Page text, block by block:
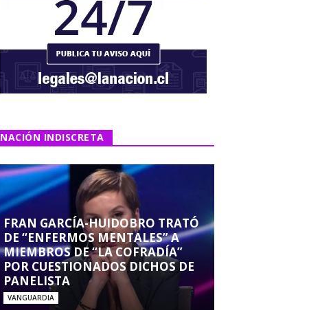
NACIÓN INDISCRETA
FRAN GARCÍA-HUIDOBRO TRATÓ
DE “ENFERMOS MENTALES” A
MIEMBROS DE “LA COFRADÍA”
POR CUESTIONADOS DICHOS DE
PANELISTA
VANGUARDIA